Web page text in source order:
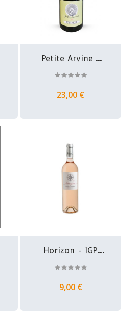
Petite Arvine -
23,00 €
Horizon - IGP
9,00 €